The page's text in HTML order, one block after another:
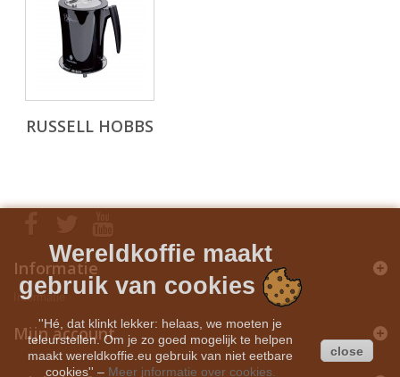
RUSSELL HOBBS
Informatie
Informatie
Mijn account
Wereldkoffie maakt
gebruik van cookies
''Hé, dat klinkt lekker: helaas, we moeten je
teleurstellen. Om je zo goed mogelijk te helpen
maakt wereldkoffie.eu gebruik van niet eetbare
cookies'' – Meer informatie over cookies.
close